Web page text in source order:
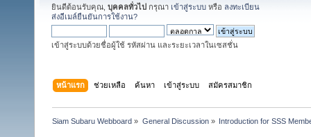
ยินดีต้อนรับคุณ, บุคคลทั่วไป กรุณา เข้าสู่ระบบ หรือ ลงทะเบียน
ส่งอีเมล์ยืนยันการใช้งาน?
เข้าสู่ระบบด้วยชื่อผู้ใช้ รหัสผ่าน และระยะเวลาในเซสชั่น
หน้าแรก ช่วยเหลือ ค้นหา เข้าสู่ระบบ สมัครสมาชิก
Siam Subaru Webboard » General Discussion» Introduction for SSS